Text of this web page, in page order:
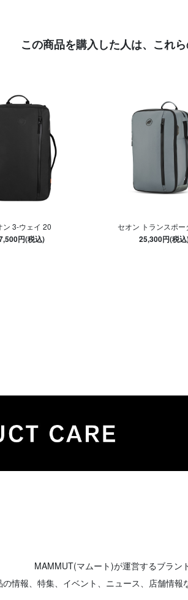
この商品を購入した人は、 これ
ン 3-ウェイ 20
円(税込)
セオン トランスポー
25,300円(税
MAMMUT(マムート)が運営するブラン
の情報、特集、イベント、ニュース、店舗情報